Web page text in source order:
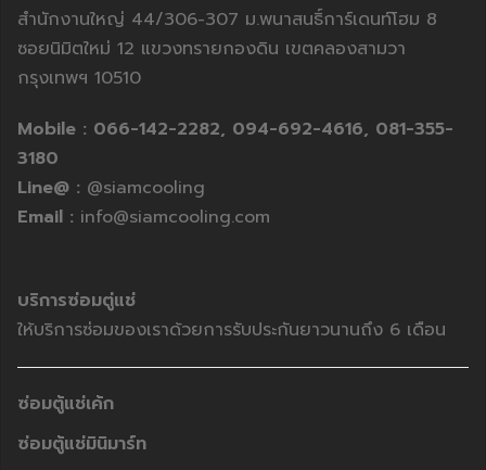
สำนักงานใหญ่ 44/306-307 ม.พนาสนธิ์การ์เดนท์โฮม 8
ซอยนิมิตใหม่ 12 แขวงทรายกองดิน เขตคลองสามวา
กรุงเทพฯ 10510
Mobile : 066-142-2282, 094-692-4616, 081-355-
3180
Line@ : @siamcooling
Email : info@siamcooling.com
บริการซ่อมตู่แช่
ให้บริการซ่อมของเราด้วยการรับประกันยาวนานถึง 6 เดือน
ซ่อมตู้แช่เค้ก
ซ่อมตู้แช่มินิมาร์ท